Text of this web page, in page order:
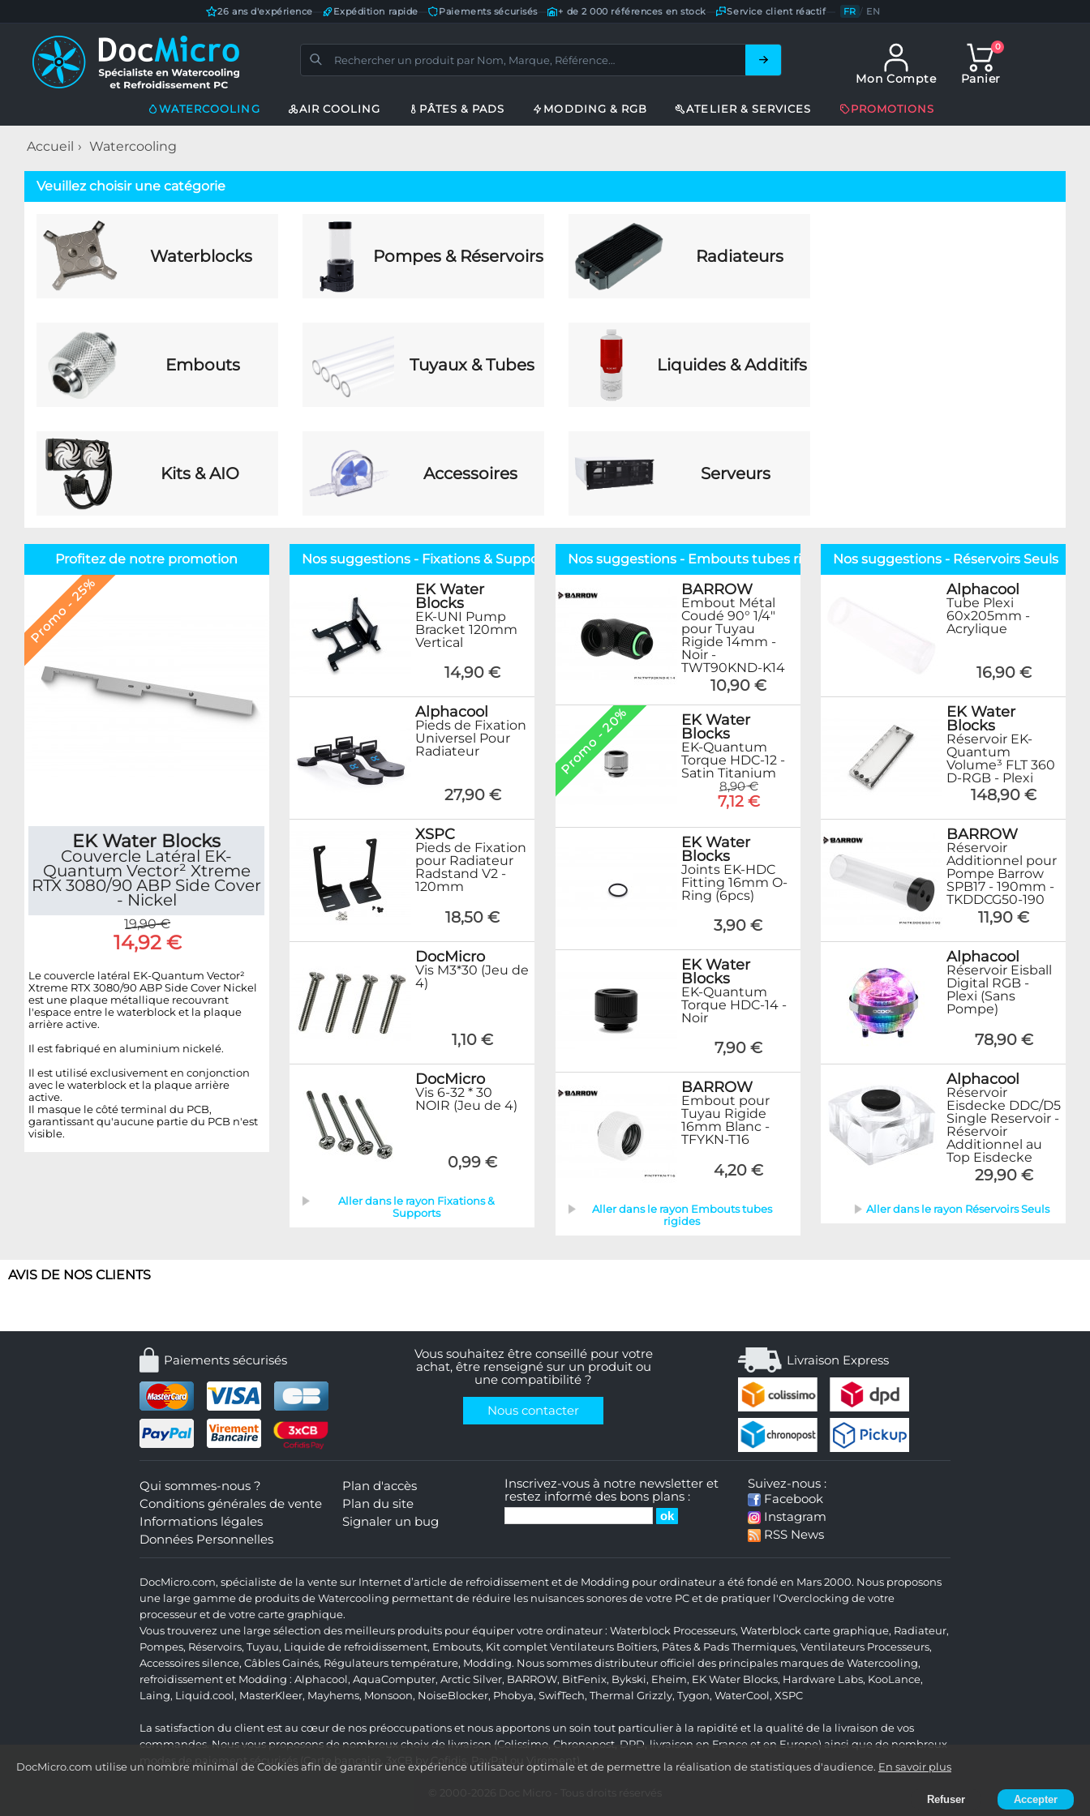
DocMicro.com utilise un nombre minimal de Cookies afin de garantir une expérience utilisateur optimale et de permettre la réalisation de statistiques d'audience. En savoir plus
Refuser Accepter
26 ans d'expérience Expédition rapide Paiements sécurisés— + de 2 000 références en stock Service client réactif— FR / EN
Mon Compte
0
Panier
WATERCOOLING AIR COOLING PÂTES & PADS MODDING & RGB ATELIER & SERVICES PROMOTIONS
Accueil Watercooling
Veuillez choisir une catégorie
Waterblocks Pompes & Réservoirs Radiateurs
Embouts Tuyaux & Tubes Liquides & Additifs
Kits & AIO Accessoires Serveurs
Profitez de notre promotion
Promo - 25%
EK Water Blocks
Couvercle Latéral EK-
Quantum Vector² Xtreme
RTX 3080/90 ABP Side Cover
- Nickel
19,90 €
14,92 €
Le couvercle latéral EK-Quantum Vector²
Xtreme RTX 3080/90 ABP Side Cover Nickel
est une plaque métallique recouvrant
l'espace entre le waterblock et la plaque
arrière active.
Il est fabriqué en aluminium nickelé.
Il est utilisé exclusivement en conjonction
avec le waterblock et la plaque arrière
active.
Il masque le côté terminal du PCB,
garantissant qu'aucune partie du PCB n'est
visible.
Nos suggestions - Fixations & Supports
EK Water
Blocks
EK-UNI Pump
Bracket 120mm
Vertical
14,90 €
Alphacool
Pieds de Fixation
Universel Pour
Radiateur
27,90 €
XSPC
Pieds de Fixation
pour Radiateur
Radstand V2 -
120mm
18,50 €
DocMicro
Vis M3*30 (Jeu de
4)
1,10 €
DocMicro
Vis 6-32 * 30
NOIR (Jeu de 4)
0,99 €
Aller dans le rayon Fixations &
Supports
Nos suggestions - Embouts tubes rigides
BARROW
Embout Métal
Coudé 90° 1/4"
pour Tuyau
Rigide 14mm -
Noir -
TWT90KND-K14
10,90 €
Promo - 20%
EK Water
Blocks
EK-Quantum
Torque HDC-12 -
Satin Titanium
8,90 €
7,12 €
EK Water
Blocks
Joints EK-HDC
Fitting 16mm O-
Ring (6pcs)
3,90 €
EK Water
Blocks
EK-Quantum
Torque HDC-14 -
Noir
7,90 €
BARROW
Embout pour
Tuyau Rigide
16mm Blanc -
TFYKN-T16
4,20 €
Aller dans le rayon Embouts tubes
rigides
Nos suggestions - Réservoirs Seuls
Alphacool
Tube Plexi
60x205mm -
Acrylique
16,90 €
EK Water
Blocks
Réservoir EK-
Quantum
Volume³ FLT 360
D-RGB - Plexi
148,90 €
BARROW
Réservoir
Additionnel pour
Pompe Barrow
SPB17 - 190mm -
TKDDCG50-190
11,90 €
Alphacool
Réservoir Eisball
Digital RGB -
Plexi (Sans
Pompe)
78,90 €
Alphacool
Réservoir
Eisdecke DDC/D5
Single Reservoir -
Réservoir
Additionnel au
Top Eisdecke
29,90 €
Aller dans le rayon Réservoirs Seuls
AVIS DE NOS CLIENTS
Paiements sécurisés
Vous souhaitez être conseillé pour votre
achat, être renseigné sur un produit ou
une compatibilité ?
Nous contacter
Livraison Express
Qui sommes-nous ?
Conditions générales de vente
Informations légales
Données Personnelles
Plan d'accès
Plan du site
Signaler un bug
Inscrivez-vous à notre newsletter et
restez informé des bons plans :
Suivez-nous :
Facebook
Instagram
RSS News
DocMicro.com, spécialiste de la vente sur Internet d’article de refroidissement et de Modding pour ordinateur a été fondé en Mars 2000. Nous proposons
une large gamme de produits de Watercooling permettant de réduire les nuisances sonores de votre PC et de pratiquer l'Overclocking de votre
processeur et de votre carte graphique.
Vous trouverez une large sélection des meilleurs produits pour équiper votre ordinateur : Waterblock Processeurs, Waterblock carte graphique, Radiateur,
Pompes, Réservoirs, Tuyau, Liquide de refroidissement, Embouts, Kit complet Ventilateurs Boîtiers, Pâtes & Pads Thermiques, Ventilateurs Processeurs,
Accessoires silence, Câbles Gainés, Régulateurs température, Modding. Nous sommes distributeur officiel des principales marques de Watercooling,
refroidissement et Modding : Alphacool, AquaComputer, Arctic Silver, BARROW, BitFenix, Bykski, Eheim, EK Water Blocks, Hardware Labs, KooLance,
Laing, Liquid.cool, MasterKleer, Mayhems, Monsoon, NoiseBlocker, Phobya, SwifTech, Thermal Grizzly, Tygon, WaterCool, XSPC
La satisfaction du client est au cœur de nos préoccupations et nous apportons un soin tout particulier à la rapidité et la qualité de la livraison de vos
commandes. Nous vous proposons de nombreux choix de livraison (Colissimo, Chronopost, DPD, livraison en France et en Europe) ainsi que de nombreux
modes de paiement sécurisés (Carte bancaire, 3xCB by Cofidis, PayPal ou Virement).